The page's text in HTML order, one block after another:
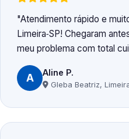
Atendimento rápido e
Limeira‑SP! Chegaram
meu problema com total
A Aline P.
Gleba Beatriz,